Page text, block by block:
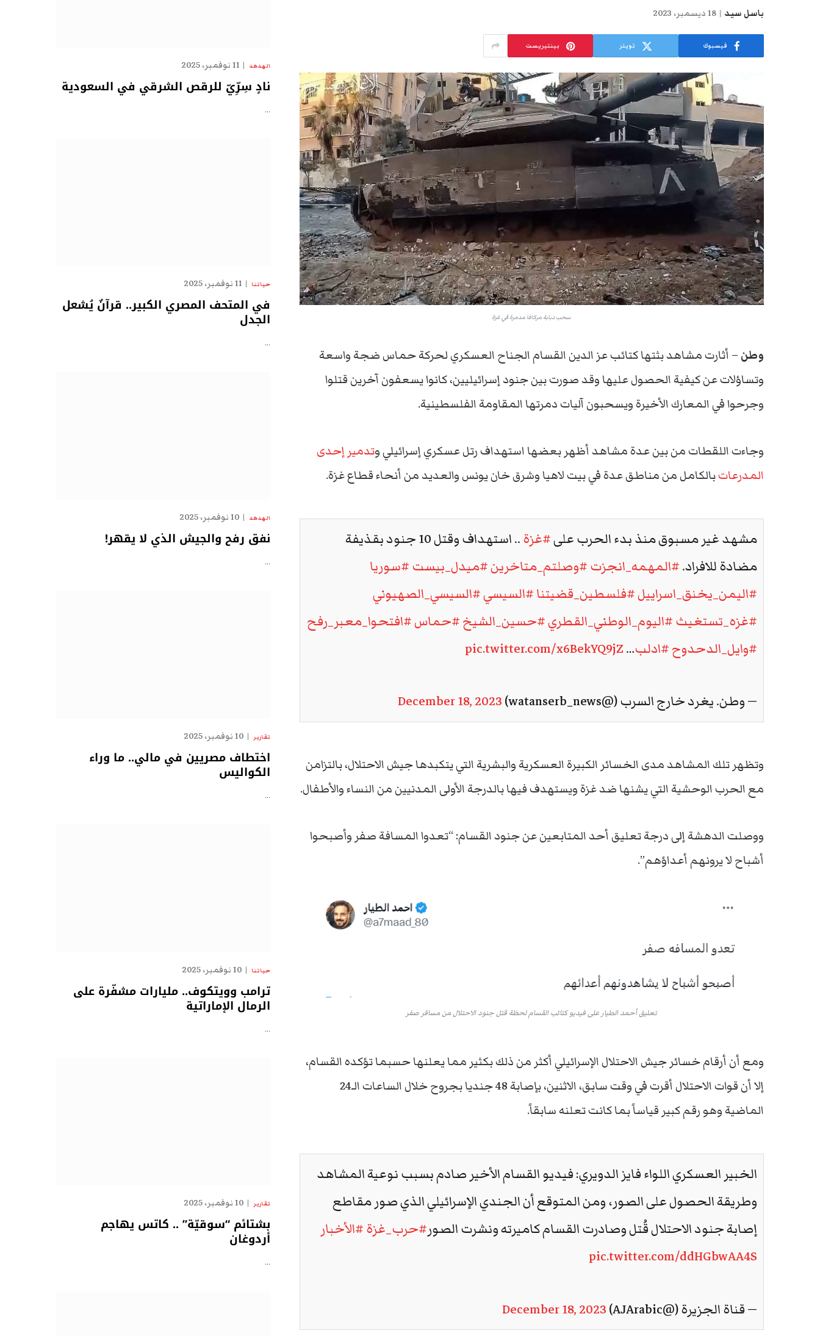
باسل سيد 18 ديسمبر، 2023
فيسبوك تويتر بينتيريست
سحب دبابة مركافا مدمرة في غزة
وطن – أثارت مشاهد بثتها كتائب عز الدين القسام الجناح العسكري لحركة حماس ضجة واسعة
وتساؤلات عن كيفية الحصول عليها وقد صورت بين جنود إسرائيليين، كانوا يسعفون آخرين قتلوا
وجرحوا في المعارك الأخيرة ويسحبون آليات دمرتها المقاومة الفلسطينية.
وجاءت اللقطات من بين عدة مشاهد أظهر بعضها استهداف رتل عسكري إسرائيلي وتدمير إحدى
المدرعاتبالكامل من مناطق عدة في بيت لاهيا وشرق خان يونس والعديد من أنحاء قطاع غزة.
مشهد غير مسبوق منذ بدء الحرب على#غزة
.. استهداف وقتل 10 جنود بقذيفة
مضادة للافراد.#المهمه_انجزت#وصلتم_متاخرين#ميدل_بيست#سوريا
#اليمن_يخنق_اسراييل#فلسطين_قضيتنا#السيسي#السيسي_الصهيوني
#غزه_تستغيث#اليوم_الوطني_القطري#حسين_الشيخ#حماس#افتحوا_معبر_رفح
#وايل_الدحدوح#ادلب…
pic.twitter.com/x6BekYQ9jZ
— وطن. يغرد خارج السرب (@watanserb_news) December 18, 2023
وتظهر تلك المشاهد مدى الخسائر الكبيرة العسكرية والبشرية التي يتكبدها جيش الاحتلال، بالتزامن
مع الحرب الوحشية التي يشنها ضد غزة ويستهدف فيها بالدرجة الأولى المدنيين من النساء والأطفال.
ووصلت الدهشة إلى درجة تعليق أحد المتابعين عن جنود القسام: “تعدوا المسافة صفر وأصبحوا
أشباح لا يرونهم أعداؤهم”.
تعليق أحمد الطيار على فيديو كتائب القسام لحظة قتل جنود الاحتلال من مسافر صفر
ومع أن أرقام خسائر جيش الاحتلال الإسرائيلي أكثر من ذلك بكثير مما يعلنها حسبما تؤكده القسام،
إلا أن قوات الاحتلال أقرت في وقت سابق، الاثنين، بإصابة 48 جنديا بجروح خلال الساعات الـ24
الماضية وهو رقم كبير قياساً بما كانت تعلنه سابقاً.
الخبير العسكري اللواء فايز الدويري: فيديو القسام الأخير صادم بسبب نوعية المشاهد
وطريقة الحصول على الصور، ومن المتوقع أن الجندي الإسرائيلي الذي صور مقاطع
إصابة جنود الاحتلال قُتل وصادرت القسام كاميرته ونشرت الصور#حرب_غزة#الأخبار
pic.twitter.com/ddHGbwAA4S
— قناة الجزيرة (@AJArabic) December 18, 2023
الهدهد 11 نوفمبر، 2025
نادٍ سِرِّيّ للرقص الشرقي في السعودية
…
حياتنا 11 نوفمبر، 2025
في المتحف المصري الكبير.. قرآنٌ يُشعل
الجدل
…
الهدهد 10 نوفمبر، 2025
نفق رفح والجيش الذي لا يقهر!
…
تقارير 10 نوفمبر، 2025
اختطاف مصريين في مالي.. ما وراء
الكواليس
…
حياتنا 10 نوفمبر، 2025
ترامب وويتكوف.. مليارات مشفّرة على
الرمال الإماراتية
…
تقارير 10 نوفمبر، 2025
بشتائم “سوقيّة” .. كاتس يهاجم
أردوغان
…